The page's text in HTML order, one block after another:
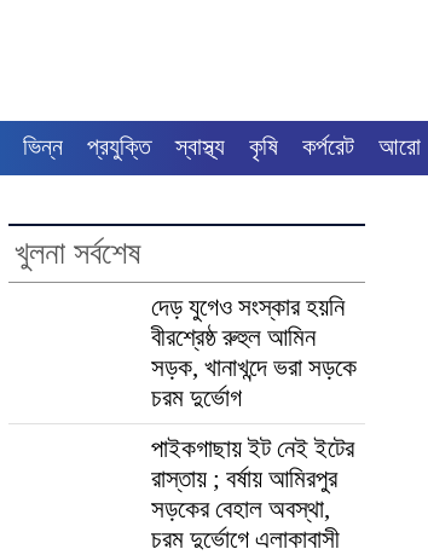
ভিন্ন প্রযুক্তি স্বাস্থ্য কৃষি কর্পরেট আরো
খুলনা সর্বশেষ
দেড় যুগেও সংস্কার হয়নি
বীরশ্রেষ্ঠ রুহুল আমিন
সড়ক, খানাখন্দে ভরা সড়কে
চরম দুর্ভোগ
পাইকগাছায় ইট নেই ইটের
রাস্তায় ; বর্ষায় আমিরপুর
সড়কের বেহাল অবস্থা,
চরম দুর্ভোগে এলাকাবাসী